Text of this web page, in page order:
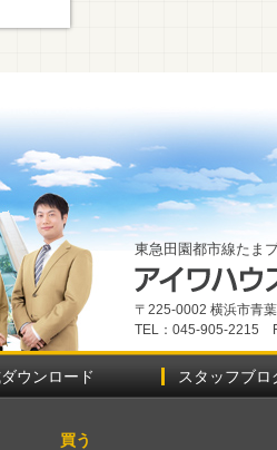
東急田園都市線たま
〒225-0002 横浜市青
TEL：045-905-2215
ウンロード スタッフブロ
買う